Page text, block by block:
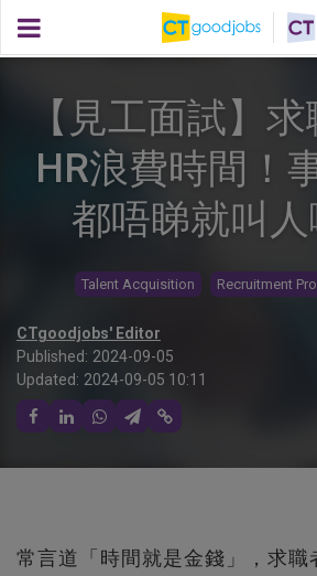
【見工面試】
HR浪費時間！
都唔睇就叫人
Talent Acquisition Recruitment
CTgoodjobs' Editor
Published: 2024-09-05
Updated: 2024-09-05 10:11
常言道「時間就是金錢」，求職